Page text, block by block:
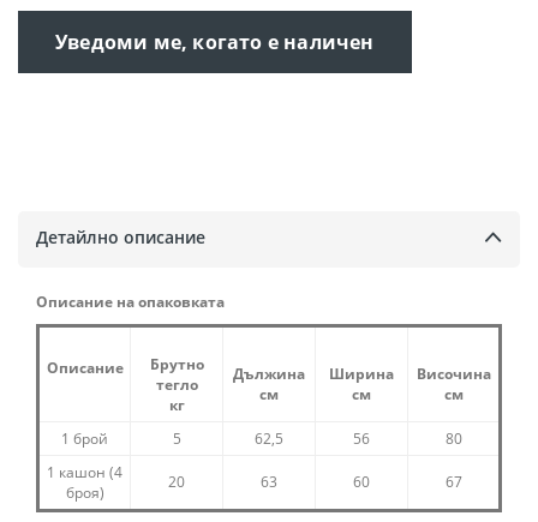
Уведоми ме, когато е наличен
Детайлно описание
Описание на опаковката
Описание
Брутно
тегло
кг
Дължина
см
Ширина
см
Височина
см
1 брой 5 62,5 56
80
1 кашон (4
броя)
20 63 60 67